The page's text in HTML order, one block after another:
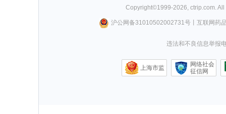
Copyright©1999-2026, ctrip.com.
沪公网备31010502002731号丨 互联网药
违法和不良信息举报
上海市监
网络社会
征信网